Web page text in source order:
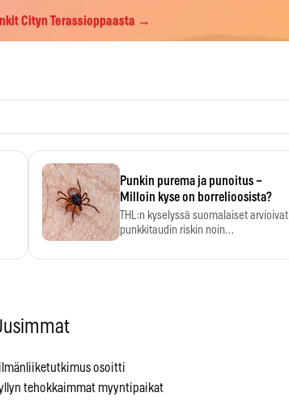
Cityn Terassioppaasta →
Punkin purema ja punoitus –
Milloin kyse on borrelioosista?
THL:n kyselyssä suomalaiset arvioivat
punkkitaudin riskin noin
osoitti
tehokkaimmat myyntipaikat